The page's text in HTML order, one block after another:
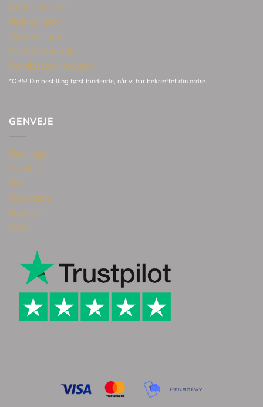
Eksklusive ure
Unikke varer
Vielsesringe
Privatlivspolitik
Handelsbetingelser
*OBS! Din bestilling først bindende, når vi har bekræftet din ordre.
GENVEJE
Øreringe
Smykker
Ure
Halskæde
Gavekort
Blog